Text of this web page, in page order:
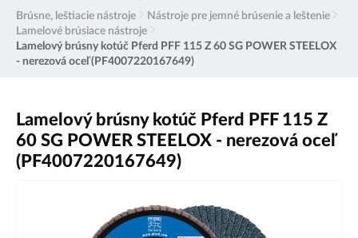
Brúsne, leštiacie nástroje
Nástroje pre jemné brúsenie a leštenie
Lamelové brúsiace nástroje
Lamelový brúsny kotúč Pferd PFF 115 Z 60 SG POWER STEELOX
- nerezová oceľ (PF4007220167649)
Lamelový brúsny kotúč Pferd PFF 115 Z
60 SG POWER STEELOX - nerezová oceľ
(PF4007220167649)